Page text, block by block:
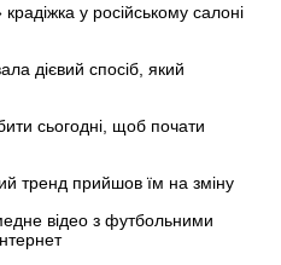
у російському салоні
дієвий спосіб, який
сьогодні, щоб почати
тренд прийшов їм на зміну
відео з футбольними